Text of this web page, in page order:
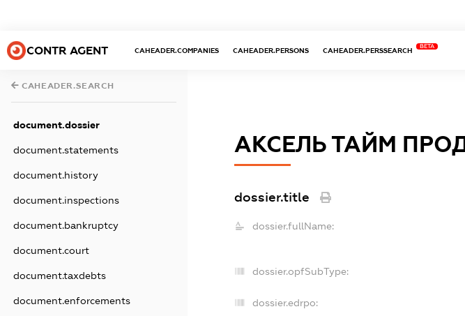
CONTR AGENT CAHEADER.COMPANIES CAHEADER.PERSONS CAHEADER.PERSSEARCH
BETA
CAHEADER.SEARCH
document.dossier
document.statements
document.history
document.inspections
document.bankruptcy
document.court
document.taxdebts
document.enforcements
АКСЕЛЬ ТАЙМ
dossier.title
dossier.fullName:
dossier.opfSubType:
dossier.edrpo: